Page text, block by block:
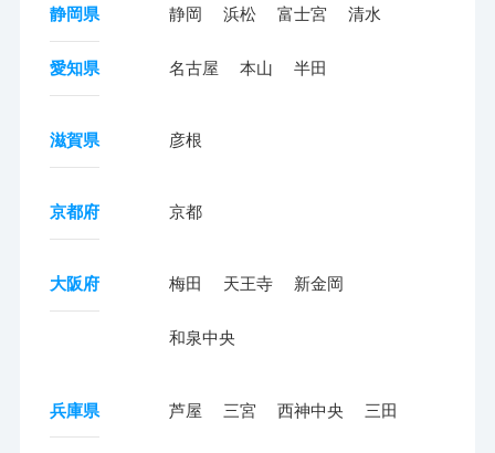
静岡県 静岡 浜松 富士宮 清水
愛知県 名古屋 本山 半田
滋賀県 彦根
京都府 京都
大阪府 梅田 天王寺 新金岡
和泉中央
兵庫県 芦屋 三宮 西神中央 三田